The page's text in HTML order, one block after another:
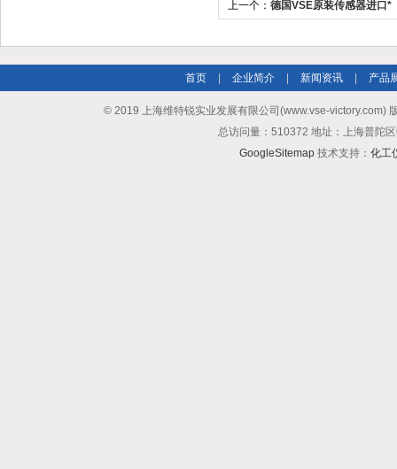
上一个： 德国VSE原装传感器进口*
首页 企业简介 新闻资讯 产品
© 2019 上海维特锐实业发展有限公司(www.vse-victory.com)
总访问量：510372 地址：上海普陀
GoogleSitemap 技术支持： 化工